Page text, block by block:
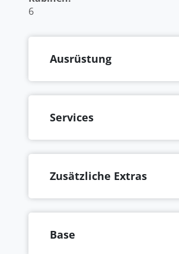
6
Ausrüstung
Services
Zusätzliche Extras
Base